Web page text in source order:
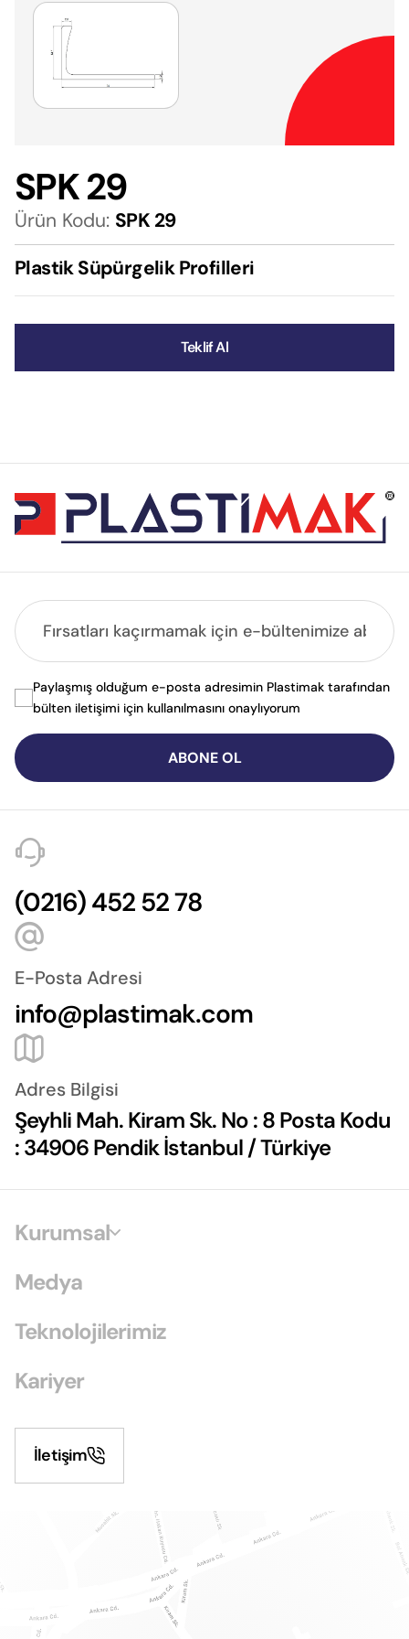
SPK 29
Ürün Kodu: SPK 29
Plastik Süpürgelik Profilleri
Teklif Al
ABONE OL
Paylaşmış olduğum e-posta adresimin Plastimak tarafından
bülten iletişimi için kullanılmasını onaylıyorum
(0216) 452 52 78
E-Posta Adresi
info@plastimak.com
Adres Bilgisi
Şeyhli Mah. Kiram Sk. No : 8 Posta Kodu
: 34906 Pendik İstanbul / Türkiye
Kurumsal
Medya
Teknolojilerimiz
Kariyer
İletişim